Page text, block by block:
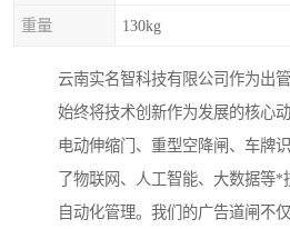
重量 130kg
云南实名智科技有限公司作为出
始终将技术创新作为发展的核心
电动伸缩门、重型空降闸、车牌
了物联网、人工智能、大数据等*
自动化管理。我们的广告道闸不